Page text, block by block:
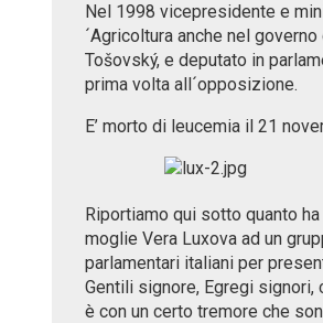
Nel 1998 vicepresidente e
´Agricoltura anche nel governo
Tošovský, e deputato in
prima volta all´opposizione.
E’ morto di leucemia il 21
Riportiamo qui sotto quanto
moglie Vera Luxova ad un
parlamentari italiani per
Gentili signore, Egregi signori,
è con un certo tremore che